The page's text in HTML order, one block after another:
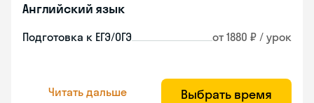
Английский язык
Подготовка к ЕГЭ/ОГЭ от 1880 ₽ / урок
Читать дальше Выбрать время